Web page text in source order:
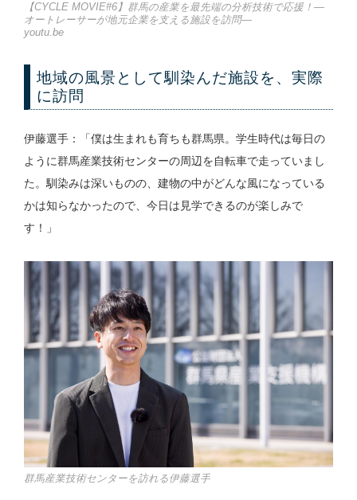
【CYCLE MOVIE#6】群馬の産業を最先端の分析技術で応援！―
オートレーサーが地元企業を支える施設を訪問―
youtu.be
地域の風景として馴染んだ施設を、実際
に訪問
伊藤選手：「僕は生まれも育ちも群馬県。学生時代は毎日の
ように群馬産業技術センターの周辺を自転車で走っていまし
た。馴染みは深いものの、建物の中がどんな風になっている
かは知らなかったので、今日は見学できるのが楽しみで
す！」
群馬産業技術センターを訪れる伊藤選手